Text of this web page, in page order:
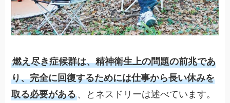
燃え尽き症候群は、精神衛生上の問題の前兆であ
り、完全に回復するためには仕事から長い休みを
取る必要がある、とネスドリーは述べています。